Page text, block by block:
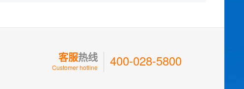
客服热线
Customer hotline 400-028-5800